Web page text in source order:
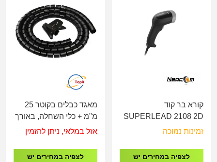
קורא בר קוד
SUPERLEAD 2108 2D
זמינות נמוכה
לצפיה במחירים יש
מאגד כבלים בקוטר 25
מ"מ + כלי השחלה, באורך
של 20 מטר שחור
אזל במלאי, ניתן להזמין
לצפיה במחירים יש